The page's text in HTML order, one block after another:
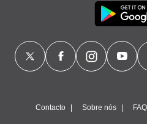
Contacto Sobre nós FAQ